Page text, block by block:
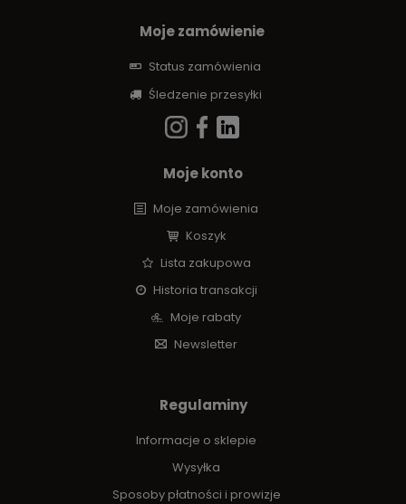
Moje zamówienie
Status zamówienia
Śledzenie przesyłki
Moje konto
Moje zamówienia
Koszyk
Lista zakupowa
Historia transakcji
Moje rabaty
Newsletter
Regulaminy
Informacje o sklepie
Wysyłka
Sposoby płatności i prowizje